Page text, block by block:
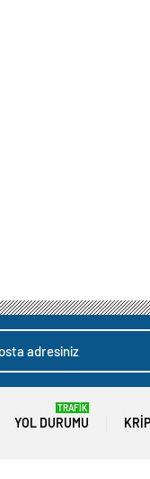
YOL DURUMU
TRAFİK